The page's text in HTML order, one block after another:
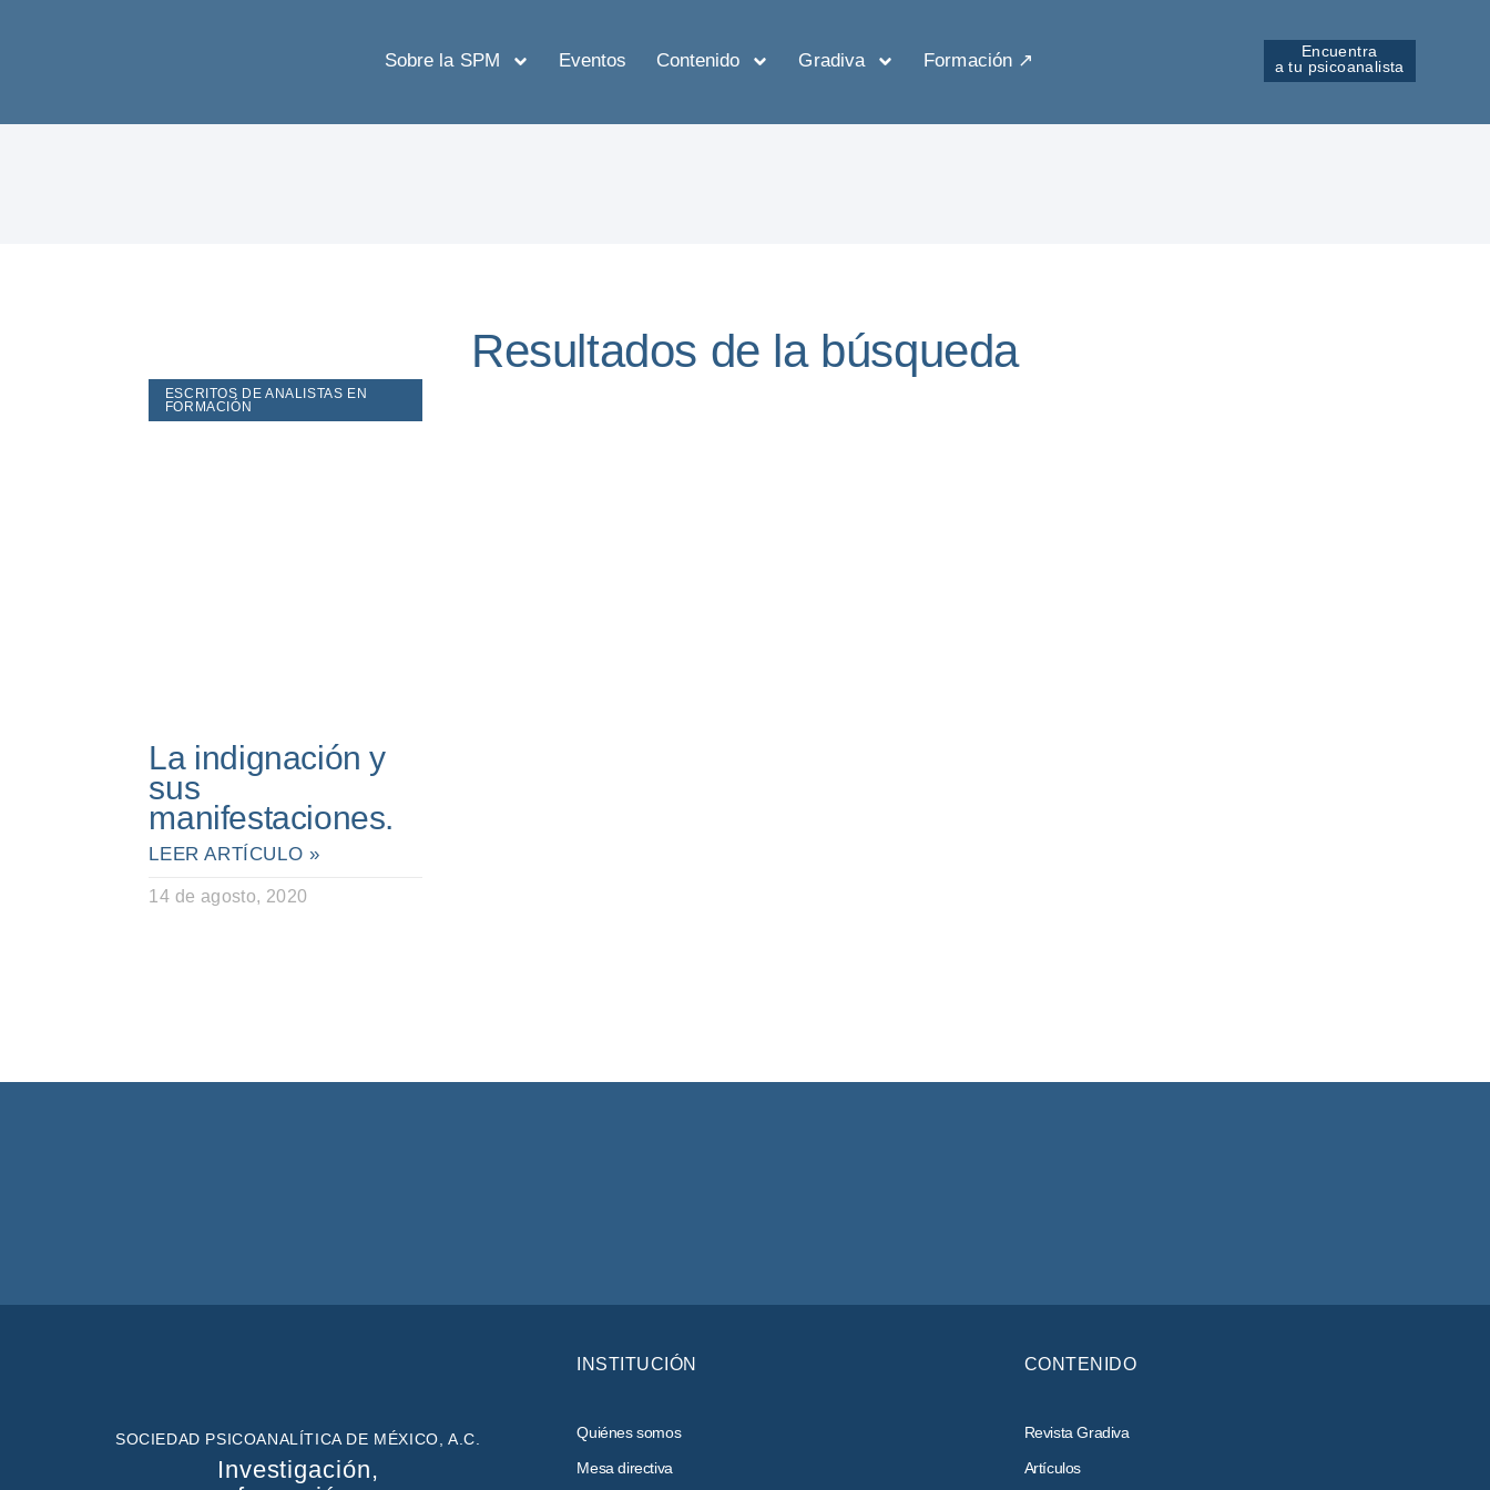
Sobre la SPM Eventos Contenido Gradiva Formación ↗︎
Encuentra
a tu psicoanalista
Resultados de la búsqueda
ESCRITOS DE ANALISTAS EN
FORMACIÓN
La indignación y
sus
manifestaciones.
LEER ARTÍCULO »
14 de agosto, 2020
SOCIEDAD PSICOANALÍTICA DE MÉXICO, A.C.
Investigación,
INSTITUCIÓN
Quiénes somos
Mesa directiva
CONTENIDO
Revista Gradiva
Artículos